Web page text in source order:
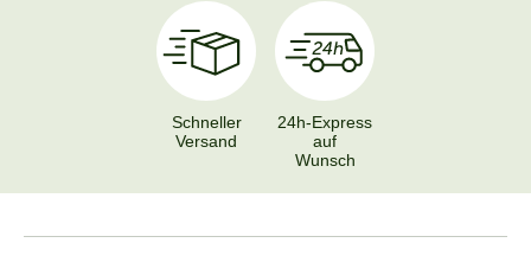
Schneller
Versand
24h-Express
auf
Wunsch